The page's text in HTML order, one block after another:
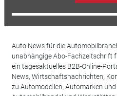
Auto News für die
unabhängige Abo-Fachzeitschrift
ein tagesaktuelles B2B-Online-
News, Wirtschaftsnachrichten,
zu Automodellen, Automarken